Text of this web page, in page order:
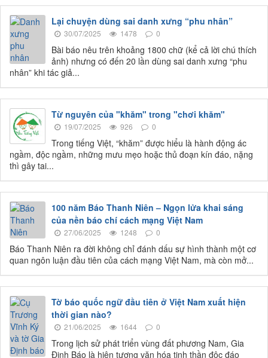
Lại chuyện dùng sai danh xưng “phu nhân”
30/07/2025 1478 0
Bài báo nêu trên khoảng 1800 chữ (kể cả lời chú thích
ảnh) nhưng có đến 20 lần dùng sai danh xưng “phu
nhân” khi tác giả...
Từ nguyên của "khăm" trong "chơi khăm"
19/07/2025 926 0
Trong tiếng Việt, “khăm” được hiểu là hành động ác
ngầm, độc ngầm, những mưu mẹo hoặc thủ đoạn kín đáo, nặng
thì gây tai...
100 năm Báo Thanh Niên – Ngọn lửa khai sáng
của nền báo chí cách mạng Việt Nam
27/06/2025 1248 0
Báo Thanh Niên ra đời không chỉ đánh dấu sự hình thành một cơ
quan ngôn luận đầu tiên của cách mạng Việt Nam, mà còn mở...
Tờ báo quốc ngữ đầu tiên ở Việt Nam xuất hiện
thời gian nào?
21/06/2025 1644 0
Trong lịch sử phát triển vùng đất phương Nam, Gia
Định Báo là hiện tượng văn hóa tinh thần độc đáo